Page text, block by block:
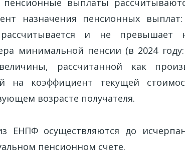
выплаты
назначения пенсионных
и не превышает
минимальной пенсии (в 2024
рассчитанной как
на коэффициент текущей
возрасте получателя.
ЕНПФ осуществляются до
пенсионном счете.